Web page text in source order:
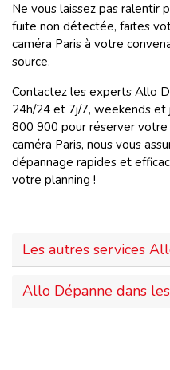
Ne vous laissez pas ralentir
fuite non détectée, faites
caméra Paris à votre
source.
Contactez les experts Allo
24h/24 et 7j/7, weekends et
800 900 pour réserver
caméra Paris, nous vous
dépannage rapides et
votre planning !
Les autres services
Allo Dépanne dans